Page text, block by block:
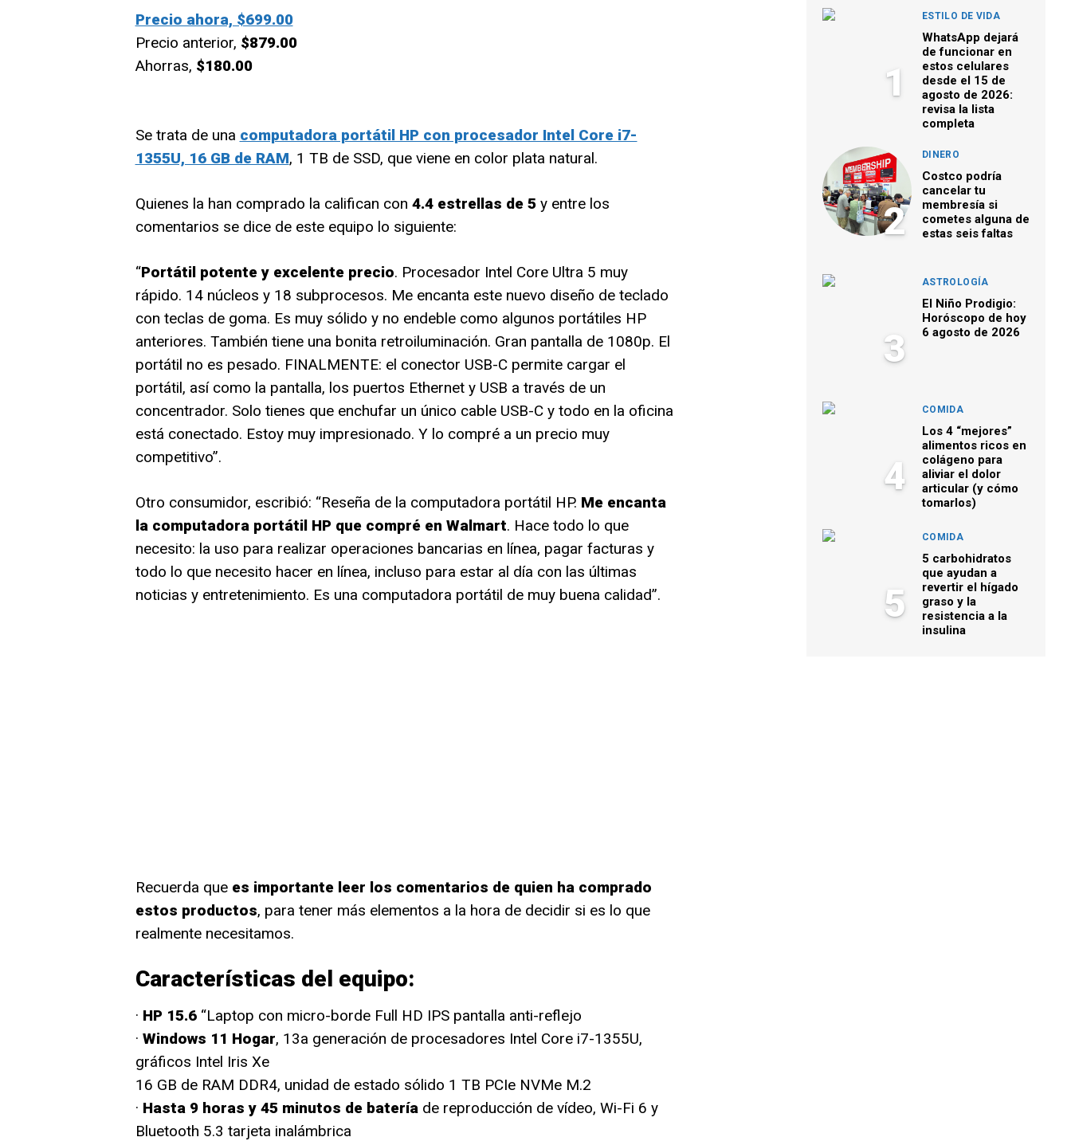
Precio ahora, $699.00
Precio anterior, $879.00
Ahorras, $180.00
Se trata de una computadora portátil HP con procesador Intel Core i7-
1355U, 16 GB de RAM, 1 TB de SSD, que viene en color plata natural.
Quienes la han comprado la califican con 4.4 estrellas de 5y entre los
comentarios se dice de este equipo lo siguiente:
“Portátil potente y excelente precio. Procesador Intel Core Ultra 5 muy
rápido. 14 núcleos y 18 subprocesos. Me encanta este nuevo diseño de teclado
con teclas de goma. Es muy sólido y no endeble como algunos portátiles HP
anteriores. También tiene una bonita retroiluminación. Gran pantalla de 1080p. El
portátil no es pesado. FINALMENTE: el conector USB-C permite cargar el
portátil, así como la pantalla, los puertos Ethernet y USB a través de un
concentrador. Solo tienes que enchufar un único cable USB-C y todo en la oficina
está conectado. Estoy muy impresionado. Y lo compré a un precio muy
competitivo”.
Otro consumidor, escribió: “Reseña de la computadora portátil HP. Me encanta
la computadora portátil HP que compré en Walmart. Hace todo lo que
necesito: la uso para realizar operaciones bancarias en línea, pagar facturas y
todo lo que necesito hacer en línea, incluso para estar al día con las últimas
noticias y entretenimiento. Es una computadora portátil de muy buena calidad”.
Recuerda que es importante leer los comentarios de quien ha comprado
estos productos, para tener más elementos a la hora de decidir si es lo que
realmente necesitamos.
Características del equipo:
· HP 15.6“Laptop con micro-borde Full HD IPS pantalla anti-reflejo
· Windows 11 Hogar, 13a generación de procesadores Intel Core i7-1355U,
gráficos Intel Iris Xe
16 GB de RAM DDR4, unidad de estado sólido 1 TB PCIe NVMe M.2
· Hasta 9 horas y 45 minutos de bateríade reproducción de vídeo, Wi-Fi 6 y
Bluetooth 5.3 tarjeta inalámbrica
1
ESTILO DE VIDA
WhatsApp dejará
de funcionar en
estos celulares
desde el 15 de
agosto de 2026:
revisa la lista
completa
2
DINERO
Costco podría
cancelar tu
membresía si
cometes alguna de
estas seis faltas
3
ASTROLOGÍA
El Niño Prodigio:
Horóscopo de hoy
6 agosto de 2026
4
COMIDA
Los 4 “mejores”
alimentos ricos en
colágeno para
aliviar el dolor
articular (y cómo
tomarlos)
5
COMIDA
5 carbohidratos
que ayudan a
revertir el hígado
graso y la
resistencia a la
insulina